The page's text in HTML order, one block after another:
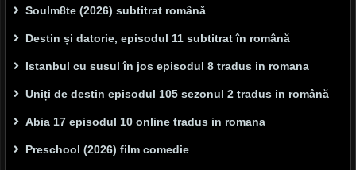
Soulm8te (2026) subtitrat română
Destin și datorie, episodul 11 subtitrat în română
Istanbul cu susul în jos episodul 8 tradus in romana
Uniți de destin episodul 105 sezonul 2 tradus in română
Abia 17 episodul 10 online tradus in romana
Preschool (2026) film comedie